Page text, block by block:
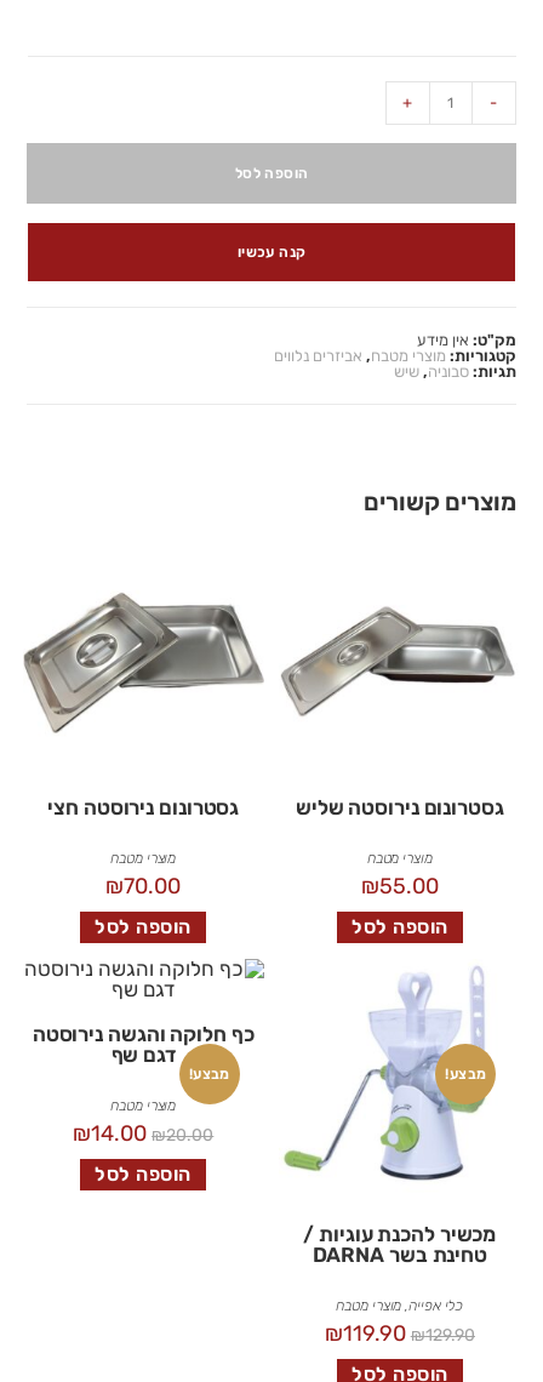
-
+
הוספה לסל
קנה עכשיו
מק"ט: אין מידע
קטגוריות: מוצרי מטבח, אביזרים נלווים
תגיות:סבוניה,שיש
מוצרים קשורים
גסטרונום נירוסטה שליש
מוצרי מטבח
₪55.00
הוספה לסל
גסטרונום נירוסטה חצי
מוצרי מטבח
₪70.00
הוספה לסל
מבצע!
מכשיר להכנת עוגיות /
טחינת בשר DARNA
כלי אפייה, מוצרי מטבח
₪129.90
₪119.90
הוספה לסל
מבצע!
כף חלוקה והגשה נירוסטה
דגם שף
מוצרי מטבח
₪20.00
₪14.00
הוספה לסל